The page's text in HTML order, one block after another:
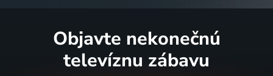
Objavte nekonečnú
televíznu zábavu